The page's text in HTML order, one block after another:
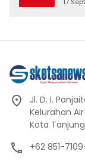
17
Jl. D. I.
Kelurahan
Kota
+62 851-